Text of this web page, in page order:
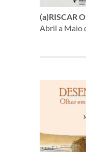
(a)RISCAR
Abril a Maio